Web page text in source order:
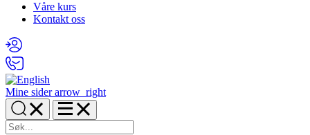
Våre kurs
Kontakt oss
Mine sider arrow_right